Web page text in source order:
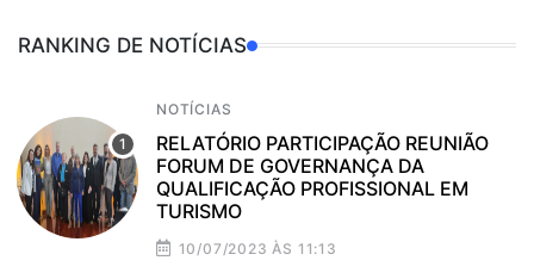
RANKING DE NOTÍCIAS
NOTÍCIAS
RELATÓRIO PARTICIPAÇÃO REUNIÃO
FORUM DE GOVERNANÇA DA
QUALIFICAÇÃO PROFISSIONAL EM
TURISMO
10/07/2023 ÀS 11:13